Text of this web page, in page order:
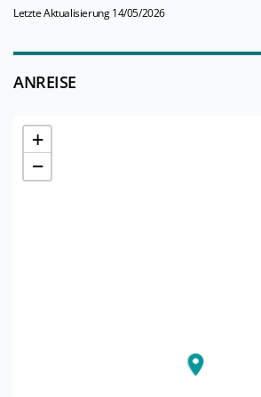
Letzte Aktualisierung 14/05/2026
ANREISE
+
−